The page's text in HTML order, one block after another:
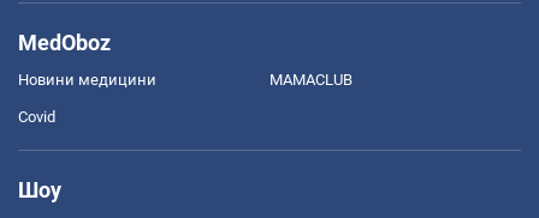
MedOboz
Новини медицини MAMACLUB
Covid
Шоу